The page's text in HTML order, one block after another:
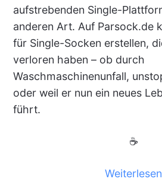
aufstrebenden Single-
anderen Art. Auf Parsock.de
für Single-Socken erstellen,
verloren haben – ob durch
Waschmaschinenunfall,
oder weil er nun ein neues
führt.
☕
Weiterlesen